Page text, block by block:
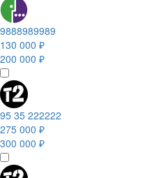
9888989989
130 000 ₽
200 000 ₽
95 35 222222
275 000 ₽
300 000 ₽